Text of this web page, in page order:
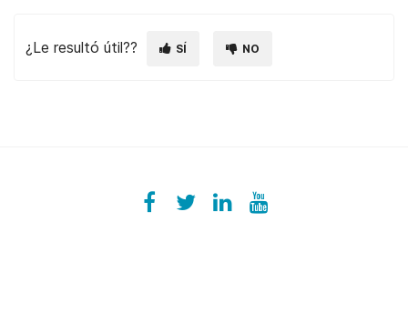
¿Le resultó útil?? SÍ NO
Facebook
ezeeplive
Twitter
ezeepLinkedIn
ezeepYouTube